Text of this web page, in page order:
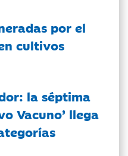
por el
cultivos
la séptima
Vacuno’ llega